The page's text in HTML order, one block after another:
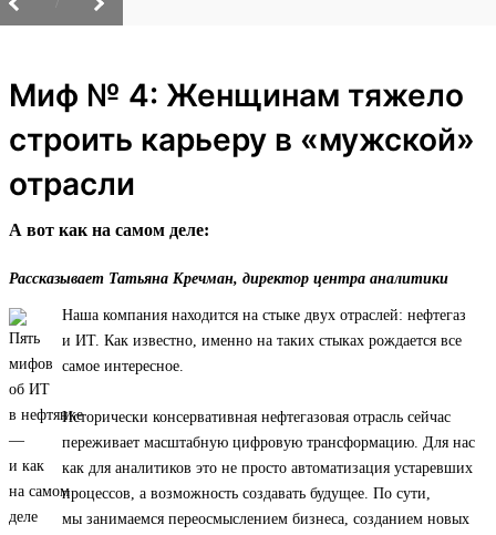
Миф № 4: Женщинам тяжело
строить карьеру в «мужской»
отрасли
А вот как на самом деле:
Рассказывает Татьяна Кречман, директор центра аналитики
Наша компания находится на стыке двух отраслей: нефтегаз
и ИТ. Как известно, именно на таких стыках рождается все
самое интересное.
Исторически консервативная нефтегазовая отрасль сейчас
переживает масштабную цифровую трансформацию. Для нас
как для аналитиков это не просто автоматизация устаревших
процессов, а возможность создавать будущее. По сути,
мы занимаемся переосмыслением бизнеса, созданием новых